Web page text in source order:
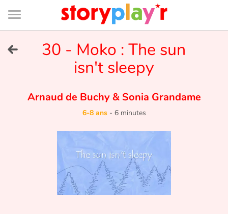
Connexion
Bibliothèque
de
page
Tester gratuitement
Bibliothèque
30 - Moko : The sun
isn't sleepy
Arnaud de Buchy&Sonia Grandame
6-8 ans- 6 minutes